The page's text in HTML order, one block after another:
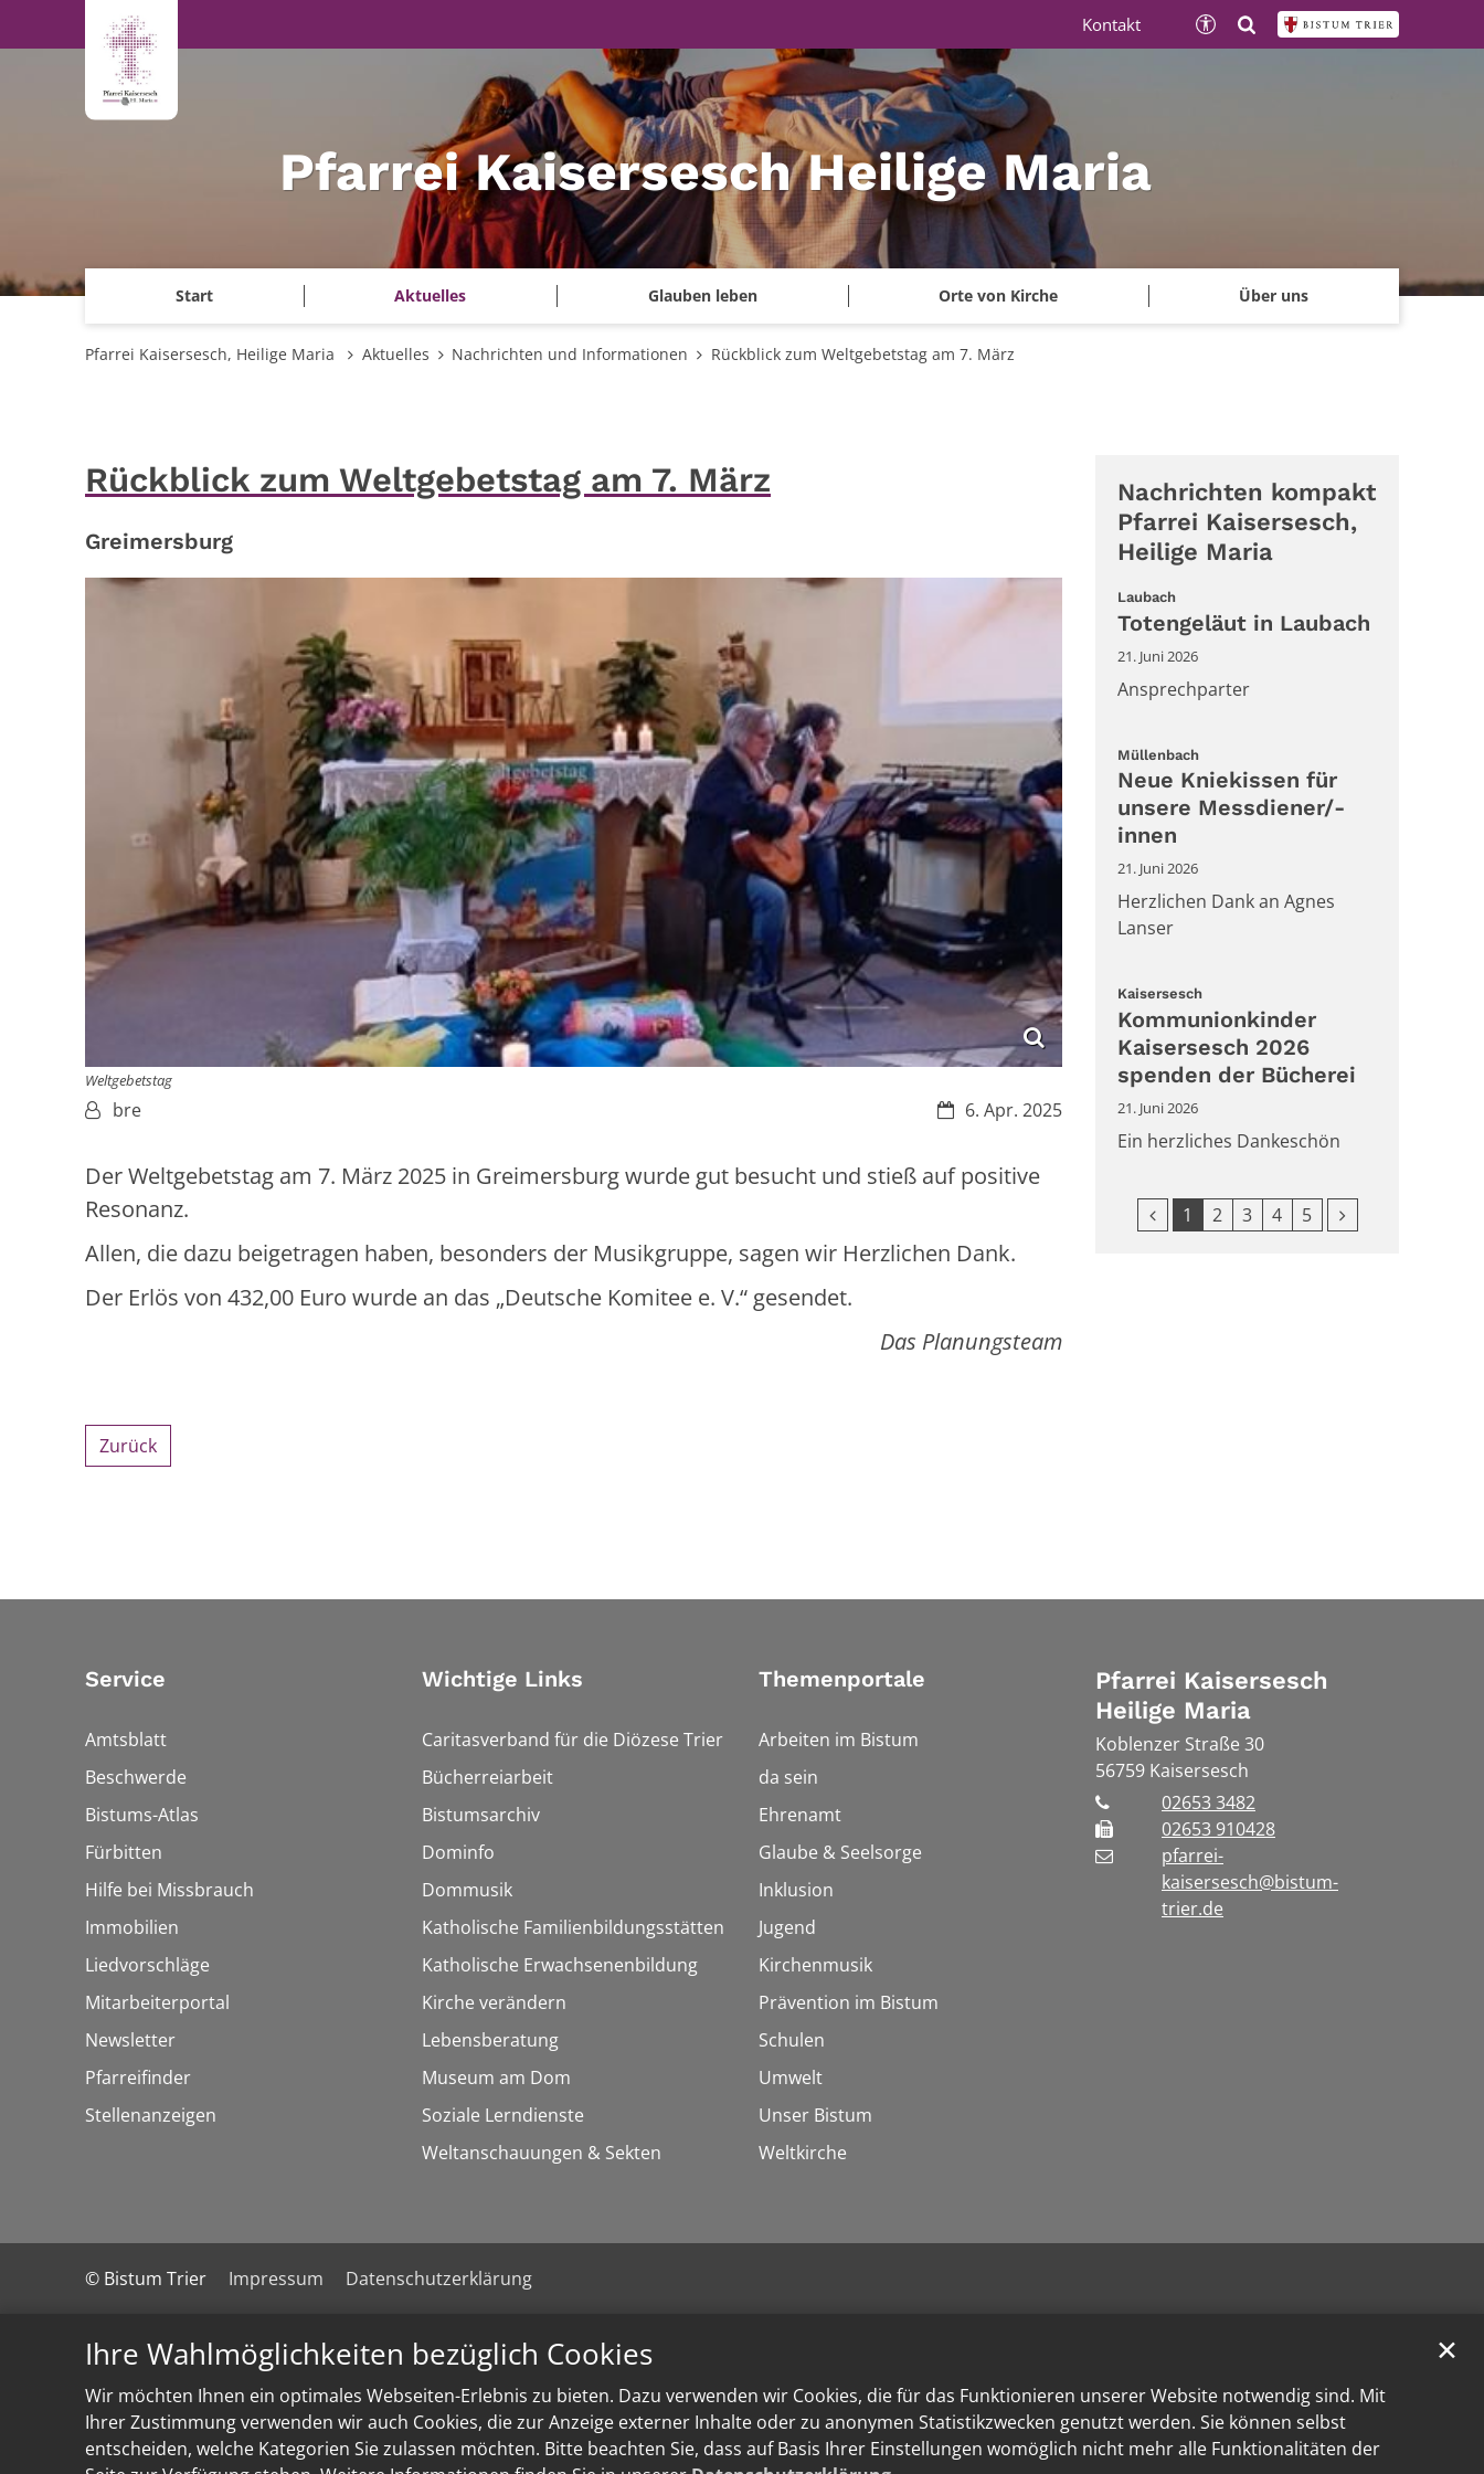
Ihre Wahlmöglichkeiten bezüglich Cookies
Wir möchten Ihnen ein optimales Webseiten-Erlebnis zu bieten. Dazu verwenden wir Cookies, die für das Funktionieren unserer Website notwendig sind. Mit
Ihrer Zustimmung verwenden wir auch Cookies, die zur Anzeige externer Inhalte oder zu anonymen Statistikzwecken genutzt werden. Sie können selbst
entscheiden, welche Kategorien Sie zulassen möchten. Bitte beachten Sie, dass auf Basis Ihrer Einstellungen womöglich nicht mehr alle Funktionalitäten der
✕
Zum Inhalt springen
Pfarrei Kaisersesch Heilige Maria
Start Aktuelles Glauben leben Orte von Kirche Über uns
Kontakt
Pfarrei Kaisersesch, Heilige Maria Aktuelles Nachrichten und Informationen Rückblick zum Weltgebetstag am 7. März
Rückblick zum Weltgebetstag am 7. März
Greimersburg
Weltgebetstag
Datum:6. Apr. 2025
Von:bre
Der Weltgebetstag am 7. März 2025 in Greimersburg wurde gut besucht und stieß auf positive
Resonanz.
Allen, die dazu beigetragen haben, besonders der Musikgruppe, sagen wir Herzlichen Dank.
Der Erlös von 432,00 Euro wurde an das „Deutsche Komitee e. V.“ gesendet.
Das Planungsteam
Zurück
Nachrichten kompakt
Pfarrei Kaisersesch,
Heilige Maria
Laubach:
Totengeläut in Laubach
21. Juni 2026
Ansprechparter
Müllenbach:
Neue Kniekissen für
unsere Messdiener/-
innen
21. Juni 2026
Herzlichen Dank an Agnes
Lanser
Kaisersesch:
Kommunionkinder
Kaisersesch 2026
spenden der Bücherei
21. Juni 2026
Ein herzliches Dankeschön
Vorherige Seite
1 2 3 4 5 Nächste Seite
Service
Amtsblatt
Beschwerde
Bistums-Atlas
Fürbitten
Hilfe bei Missbrauch
Immobilien
Liedvorschläge
Mitarbeiterportal
Newsletter
Pfarreifinder
Stellenanzeigen
Wichtige Links
Caritasverband für die Diözese Trier
Bücherreiarbeit
Bistumsarchiv
Dominfo
Dommusik
Katholische Familienbildungsstätten
Katholische Erwachsenenbildung
Kirche verändern
Lebensberatung
Museum am Dom
Soziale Lerndienste
Weltanschauungen & Sekten
Themenportale
Arbeiten im Bistum
da sein
Ehrenamt
Glaube & Seelsorge
Inklusion
Jugend
Kirchenmusik
Prävention im Bistum
Schulen
Umwelt
Unser Bistum
Weltkirche
Pfarrei Kaisersesch
Heilige Maria
Koblenzer Straße 30
56759 Kaisersesch
02653 3482
02653 910428
pfarrei-
kaisersesch@bistum-
trier.de
© Bistum Trier Impressum Datenschutzerklärung